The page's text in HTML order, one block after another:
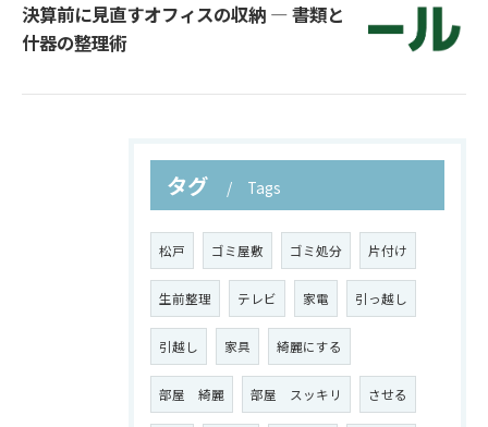
決算前に見直すオフィスの収納 ― 書類と
什器の整理術
タグ Tags
松戸 ゴミ屋敷 ゴミ処分 片付け
生前整理 テレビ 家電 引っ越し
引越し 家具 綺麗にする
部屋 綺麗 部屋 スッキリ させる